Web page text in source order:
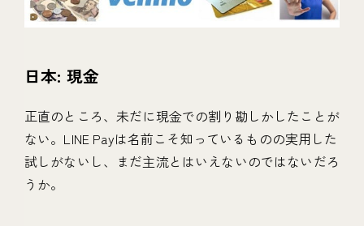
日本: 現金
正直のところ、未だに現金での割り勘しかしたことが
ない。LINE Payは名前こそ知っているものの実用した
試しがないし、まだ主流とはいえないのではないだろ
うか。